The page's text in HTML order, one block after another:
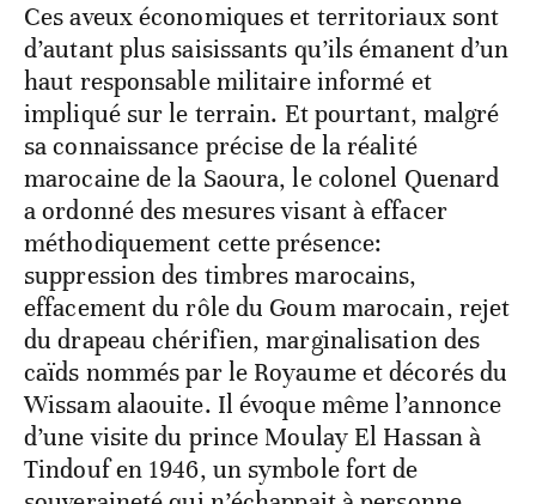
Ces aveux économiques et territoriaux sont
d’autant plus saisissants qu’ils émanent d’un
haut responsable militaire informé et
impliqué sur le terrain. Et pourtant, malgré
sa connaissance précise de la réalité
marocaine de la Saoura, le colonel Quenard
a ordonné des mesures visant à effacer
méthodiquement cette présence:
suppression des timbres marocains,
effacement du rôle du Goum marocain, rejet
du drapeau chérifien, marginalisation des
caïds nommés par le Royaume et décorés du
Wissam alaouite. Il évoque même l’annonce
d’une visite du prince Moulay El Hassan à
Tindouf en 1946, un symbole fort de